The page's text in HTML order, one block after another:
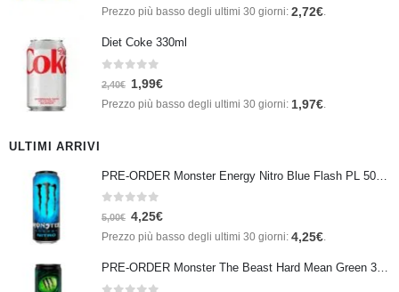
Prezzo più basso degli ultimi 30 giorni: 2,72€.
Diet Coke 330ml
Su 5
2,40€ 1,99€
Prezzo più basso degli ultimi 30 giorni: 1,97€.
ULTIMI ARRIVI
Su 5
5,00€ 4,25€
Prezzo più basso degli ultimi 30 giorni: 4,25€.
PRE-ORDER Monster The Beast Hard Mean Green 355 ml IN ARRIVO ENTRO IL 21 SETTEMBRE